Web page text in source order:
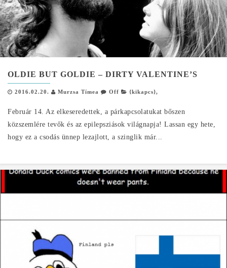
OLDIE BUT GOLDIE – DIRTY VALENTINE’S
2016.02.20. Murzsa Tímea Off {kikapcs},
Február 14. Az elkeseredettek, a párkapcsolatukat bőszen
közszemlére tevők és az epilepsziások világnapja! Lassan egy hete,
hogy ez a csodás ünnep lezajlott, a szinglik már...